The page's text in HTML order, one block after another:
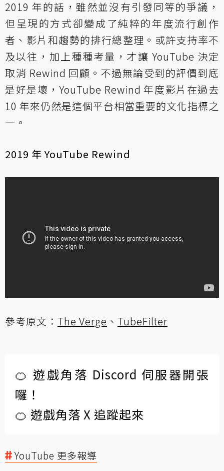
2019 年的話，雖然並沒有引發同等的爭議，
但呈現的方式卻變成了純粹的年度流行創作
者、影片和趨勢的排行總整理。或許支持率不
及以往，加上種種考量，才讓 YouTube 決定
取消 Rewind 回顧。不過無論受到的評價到底
是好是壞，YouTube Rewind 年度影片在過去
10 年來仍然是這個平台相當重要的文化指標之
一。
2019 年 YouTube Rewind
參考原文： The Verge 、 TubeFilter
🍊 遊戲角落 Discord 伺服器開張
囉！
🍊 遊戲角落 X 追蹤起來
YouTube 更多報導